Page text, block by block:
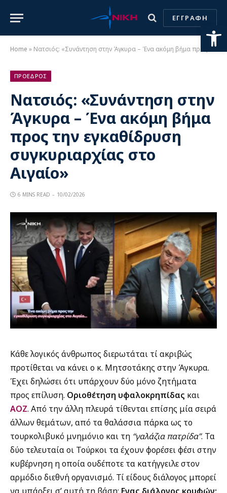
ΕΓΓΡΑΦΗ
Home » Νατσιός: «Συνάντηση στην Άγκυρα – Ένα ακόμη βήμα προς την εγκαθίδρυση συγκυριαρχίας στο Αιγαίο»
ΠΡΟΕΔΡΟΣ
Νατσιός: «Συνάντηση στην
Άγκυρα – Ένα ακόμη βήμα
προς την εγκαθίδρυση
συγκυριαρχίας στο
Αιγαίο»
6 MINS READ 10/02/2026
Κάθε λογικός άνθρωπος διερωτάται τί ακριβώς
προτίθεται να κάνει ο κ. Μητσοτάκης στην Άγκυρα.
Έχει δηλώσει ότι υπάρχουν δύο μόνο ζητήματα
προς επίλυση. Οριοθέτηση υφαλοκρηπίδας και
ΑΟΖ. Από την άλλη πλευρά τίθενται επίσης μία σειρά
άλλων θεμάτων, από τα θαλάσσια πάρκα ως το
τουρκολιβυκό μνημόνιο και τη “γαλάζια πατρίδα”. Τα
δύο τελευταία οι Τούρκοι τα έχουν φορέσει φέσι στην
κυβέρνηση η οποία ουδέποτε τα κατήγγειλε στον
αρμόδιο διεθνή οργανισμό. Τί είδους διάλογος μπορεί